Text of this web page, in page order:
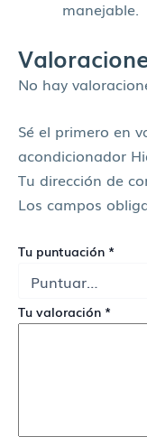
manejable.
No hay
Sé el primero en
acondicionador
Tu dirección de
Los campos
Tu puntuación *
Tu valoración *